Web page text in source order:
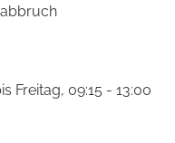
Freitag, 09:15 - 13:00